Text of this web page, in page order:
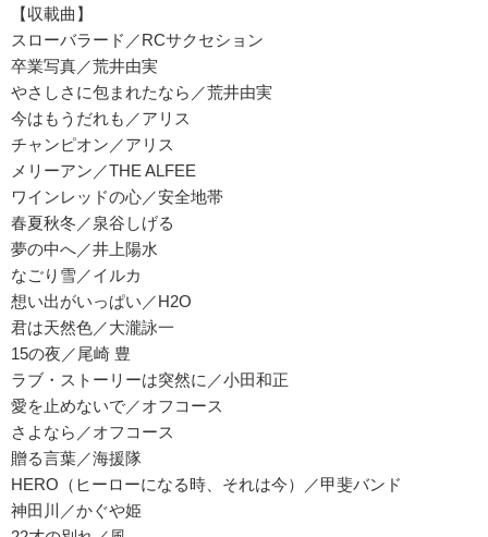
【収載曲】
スローバラード／RCサクセション
卒業写真／荒井由実
やさしさに包まれたなら／荒井由実
今はもうだれも／アリス
チャンピオン／アリス
メリーアン／THE ALFEE
ワインレッドの心／安全地帯
春夏秋冬／泉谷しげる
夢の中へ／井上陽水
なごり雪／イルカ
想い出がいっぱい／H2O
君は天然色／大瀧詠一
15の夜／尾崎 豊
ラブ・ストーリーは突然に／小田和正
愛を止めないで／オフコース
さよなら／オフコース
贈る言葉／海援隊
HERO（ヒーローになる時、それは今）／甲斐バンド
神田川／かぐや姫